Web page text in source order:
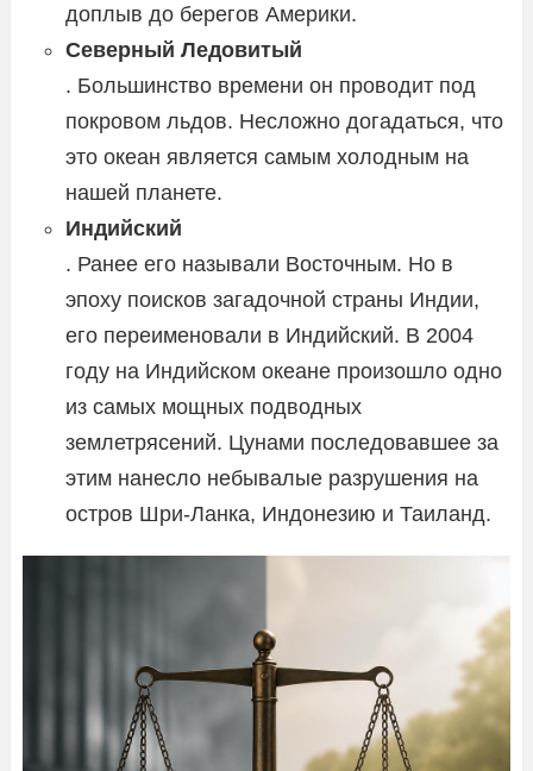
доплыв до берегов Америки.
Северный Ледовитый
. Большинство времени он проводит под
покровом льдов. Несложно догадаться, что
это океан является самым холодным на
нашей планете.
Индийский
. Ранее его называли Восточным. Но в
эпоху поисков загадочной страны Индии,
его переименовали в Индийский. В 2004
году на Индийском океане произошло одно
из самых мощных подводных
землетрясений. Цунами последовавшее за
этим нанесло небывалые разрушения на
остров Шри-Ланка, Индонезию и Таиланд.